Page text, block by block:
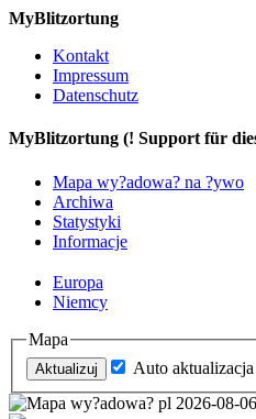
MyBlitzortung
Kontakt
Impressum
Datenschutz
MyBlitzortung (! Support für
Mapa wy?adowa? na ?ywo
Archiwa
Statystyki
Informacje
Europa
Niemcy
Mapa
Auto aktualizacja